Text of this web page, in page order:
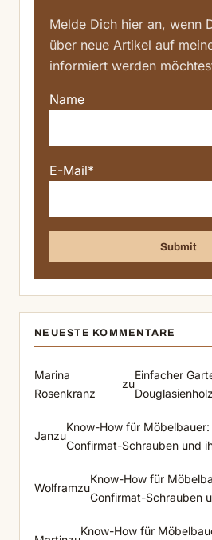
Melde Dich hier an, wenn
über neue Artikel auf
informiert werden
Name
E-Mail*
NEUESTE KOMMENTARE
Marina
Rosenkranz
zu
Einfacher
Douglasienholz
Janzu
Know-How für
Confirmat-Schrauben und
Wolframzu
Know-How für
Confirmat-Schrauben
Know-How für